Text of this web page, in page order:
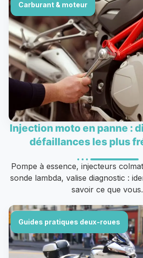
Carburant & moteur
Injection moto en panne :
défaillances les plus
Pompe à essence, injecteurs
sonde lambda, valise diagnostic :
savoir ce que
Guides pratiques deux-roues